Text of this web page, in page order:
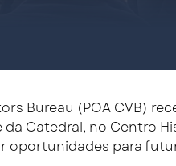
Bureau (POA CVB)
Catedral, no Centro
oportunidades para